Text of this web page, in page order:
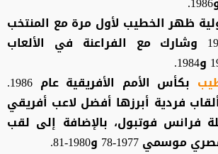
ظهر الخطيب لأول مرة مع المنتخب
المصري عام 1974 وشارك مع الفراعنة في الألعاب
بكأس الأمم الأفريقية عام 1986.
فردية أبرزها أفضل لاعب أفريقي
من مجلة فرانس فوتبول، بالإضافة إلى لقب
1977-78 و1980-81.